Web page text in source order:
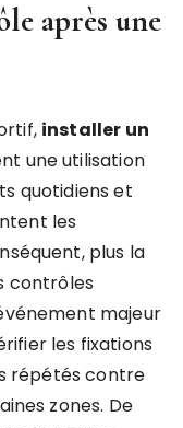
après une
installer un
une utilisation
quotidiens et
les
plus la
contrôles
majeur
les fixations
répétés contre
zones. De